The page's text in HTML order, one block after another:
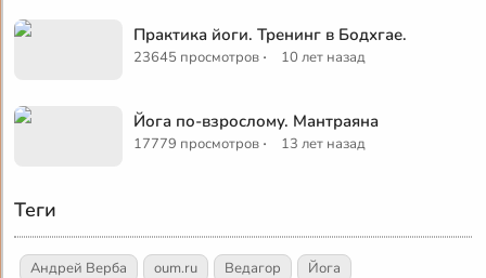
Практика йоги. Тренинг в Бодхгае.
23645 просмотров · 10 лет назад
Йога по-взрослому. Мантраяна
17779 просмотров · 13 лет назад
Теги
Андрей Верба oum.ru Ведагор
Йога